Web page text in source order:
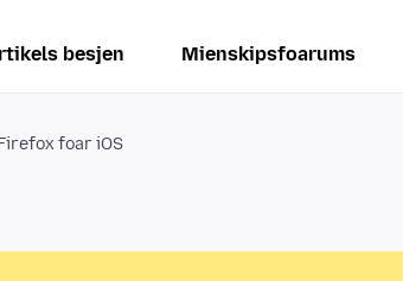
besjen Mienskipsfoarums
foar iOS